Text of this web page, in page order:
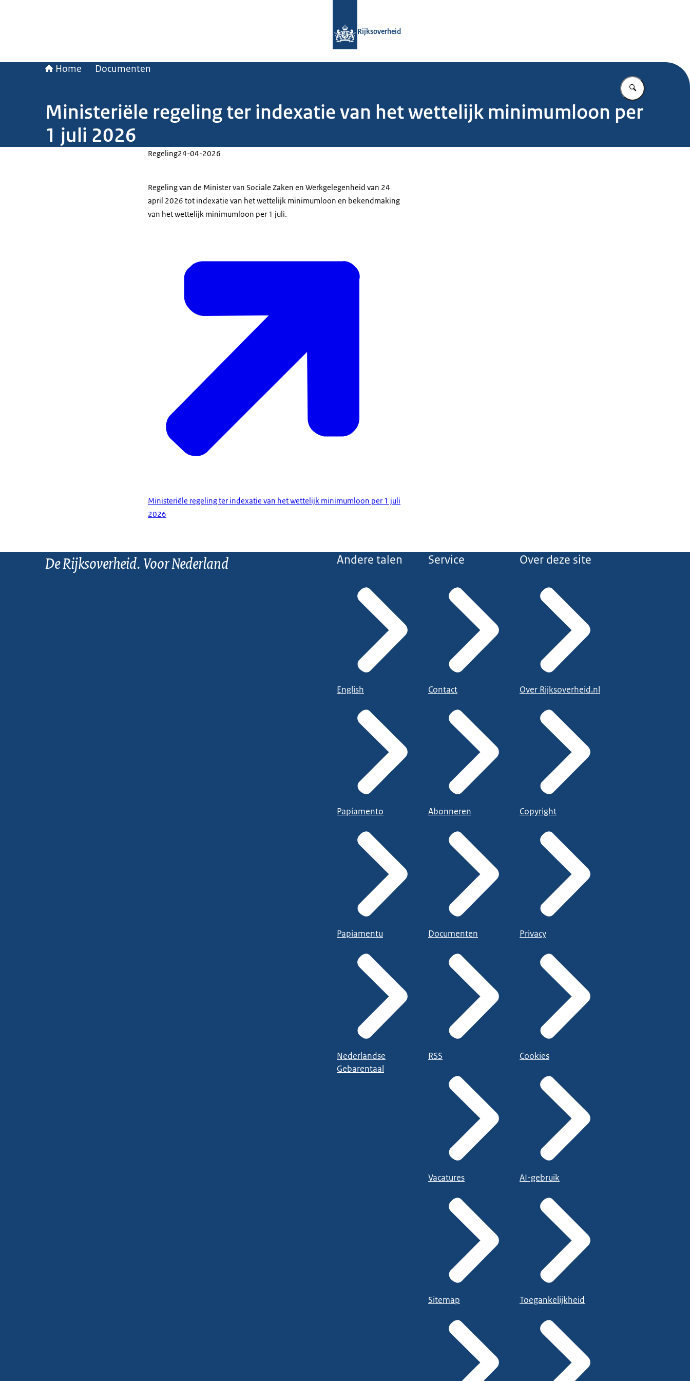
Rijksoverheid
Home Documenten
Vul in wat u
Ministeriële regeling ter indexatie van het wettelijk minimumloon per
1 juli 2026
Regeling24-04-2026
Regeling van de Minister van Sociale Zaken en Werkgelegenheid van 24
april 2026 tot indexatie van het wettelijk minimumloon en bekendmaking
van het wettelijk minimumloon per 1 juli.
Ministeriële regeling ter indexatie van het wettelijk minimumloon per 1 juli
2026
De Rijksoverheid. Voor Nederland Andere talen
English
Papiamento
Papiamentu
Nederlandse
Gebarentaal
Service
Contact
Abonneren
Documenten
RSS
Vacatures
Sitemap
Over deze site
Over Rijksoverheid.nl
Copyright
Privacy
Cookies
AI-gebruik
Toegankelijkheid